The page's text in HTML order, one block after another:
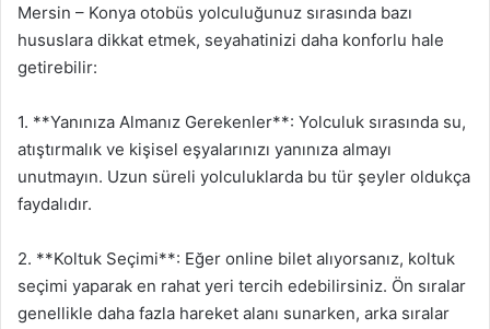
Mersin – Konya otobüs yolculuğunuz sırasında bazı
hususlara dikkat etmek, seyahatinizi daha konforlu hale
getirebilir:
1. **Yanınıza Almanız Gerekenler**: Yolculuk sırasında su,
atıştırmalık ve kişisel eşyalarınızı yanınıza almayı
unutmayın. Uzun süreli yolculuklarda bu tür şeyler oldukça
faydalıdır.
2. **Koltuk Seçimi**: Eğer online bilet alıyorsanız, koltuk
seçimi yaparak en rahat yeri tercih edebilirsiniz. Ön sıralar
genellikle daha fazla hareket alanı sunarken, arka sıralar